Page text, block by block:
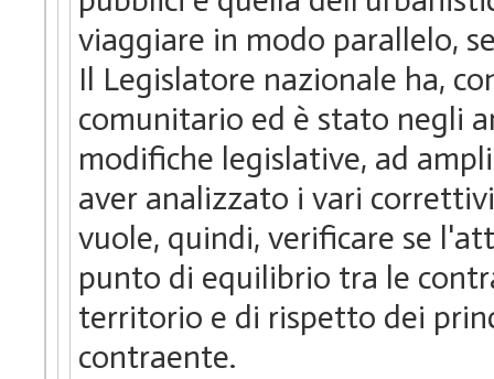
viaggiare in modo parallelo,
Il Legislatore nazionale ha,
comunitario ed è stato negli
modifiche legislative, ad
aver analizzato i vari
vuole, quindi, verificare se
punto di equilibrio tra le
territorio e di rispetto dei
contraente.